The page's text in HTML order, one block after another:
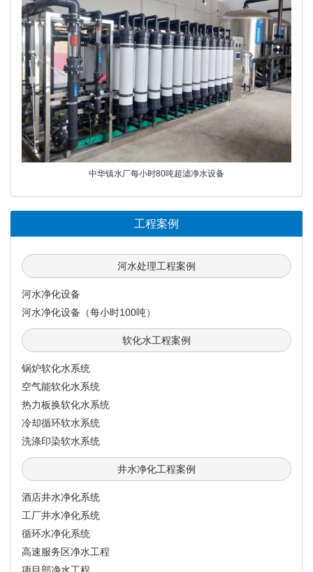
中华镇水厂每小时80吨超滤净水设备
工程案例
河水处理工程案例
河水净化设备
河水净化设备（每小时100吨）
软化水工程案例
锅炉软化水系统
空气能软化水系统
热力板换软化水系统
冷却循环软水系统
洗涤印染软水系统
井水净化工程案例
酒店井水净化系统
工厂井水净化系统
循环水净化系统
高速服务区净水工程